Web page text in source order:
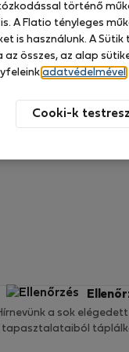
Még nem áll
a sok
tapasztalataiból
történő
A Flatio tényleges
is használunk. A
összes, az alap
adatvédelmével
Cooki-k